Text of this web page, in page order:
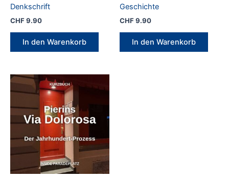
Denkschrift
CHF9.90
In den Warenkorb
Geschichte
CHF9.90
In den Warenkorb